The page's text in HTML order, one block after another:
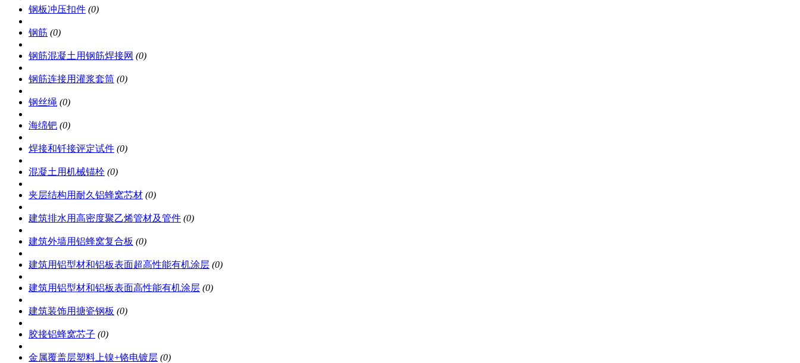
钢板冲压扣件 (0)
钢筋 (0)
钢筋混凝土用钢筋焊接网 (0)
钢筋连接用灌浆套筒 (0)
钢丝绳 (0)
海绵钯 (0)
焊接和钎接评定试件 (0)
混凝土用机械锚栓 (0)
夹层结构用耐久铝蜂窝芯材 (0)
建筑排水用高密度聚乙烯管材及管件 (0)
建筑外墙用铝蜂窝复合板 (0)
建筑用铝型材和铝板表面超高性能有机涂层 (0)
建筑用铝型材和铝板表面高性能有机涂层 (0)
建筑装饰用搪瓷钢板 (0)
胶接铝蜂窝芯子 (0)
金属覆盖层塑料上镍+铬电镀层 (0)